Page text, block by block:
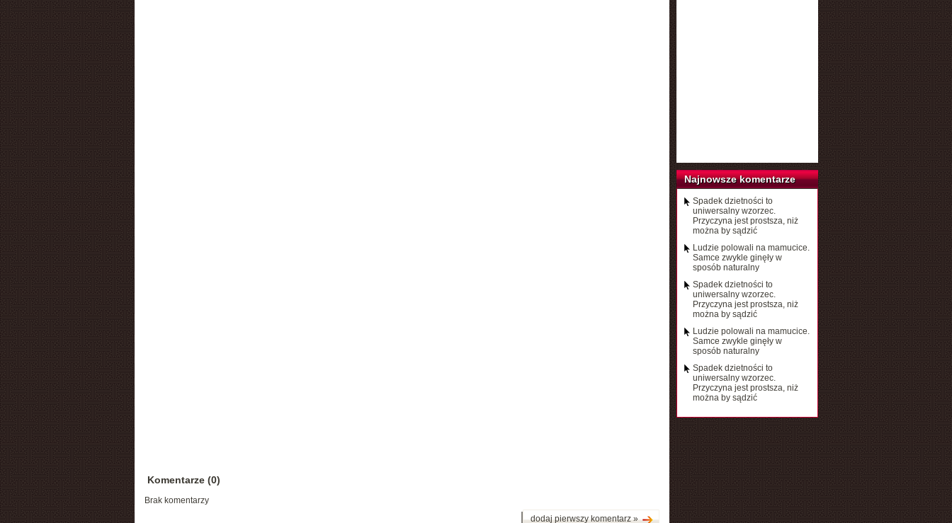
Komentarze (0)
Brak komentarzy
dodaj pierwszy komentarz »
Najnowsze komentarze
Spadek dzietności to
uniwersalny wzorzec.
Przyczyna jest prostsza, niż
można by sądzić
Ludzie polowali na mamucice.
Samce zwykle ginęły w
sposób naturalny
Spadek dzietności to
uniwersalny wzorzec.
Przyczyna jest prostsza, niż
można by sądzić
Ludzie polowali na mamucice.
Samce zwykle ginęły w
sposób naturalny
Spadek dzietności to
uniwersalny wzorzec.
Przyczyna jest prostsza, niż
można by sądzić